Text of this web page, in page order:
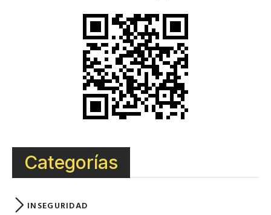
Categorías
INSEGURIDAD